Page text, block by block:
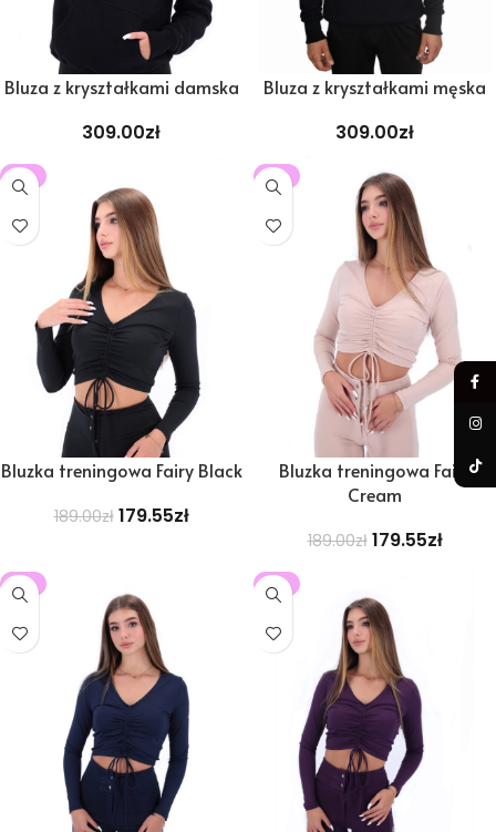
Bluza z kryształkami damska
309.00zł
Bluza z kryształkami męska
309.00zł
-5%
Bluzka treningowa Fairy Black
189.00zł 179.55zł
-5%
Bluzka treningowa Fairy
Cream
189.00zł 179.55zł
-5% -5%